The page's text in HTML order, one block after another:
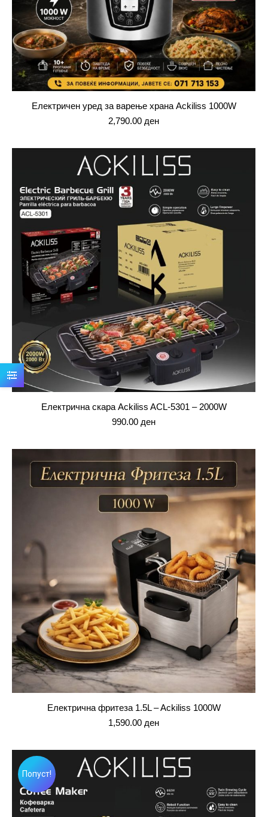
Електричен уред за варење храна Ackiliss 1000W
2,790.00 ден
Електрична скара Ackiliss ACL-5301 – 2000W
990.00 ден
Електрична фритеза 1.5L – Ackiliss 1000W
1,590.00 ден
Попуст!